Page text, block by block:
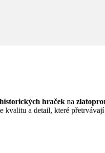
hraček na
kvalitu a detail, které přetrvávají